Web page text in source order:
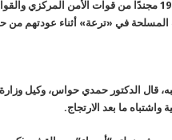
أصيب 19 مجندًا من قوات الأمن المركزي
المسلحة في «ترعة» أثناء عودتهم من
قال الدكتور حمدي حواس، وكيل
واشتباه ما بعد الارتجاج.